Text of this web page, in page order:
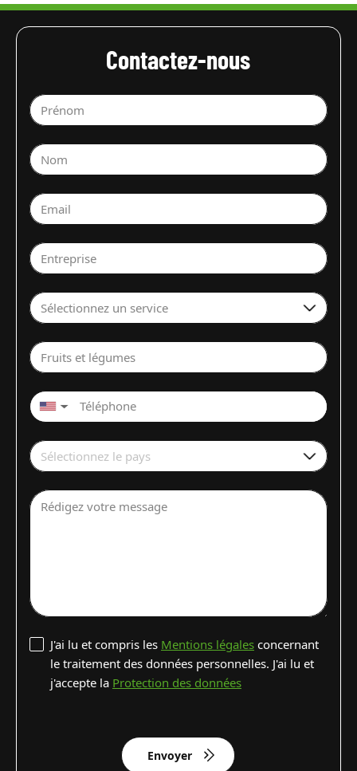
Contactez-nous
Prénom
Nom
Email
Entreprise
Sélectionnez un service
Fruits et légumes
▼
Sélectionnez le pays
Rédigez votre message
J'ai lu et compris les Mentions légales concernant
le traitement des données personnelles. J'ai lu et
j'accepte la Protection des données
Envoyer